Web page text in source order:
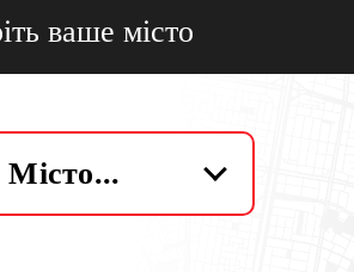
грн
ваше місто
Місто...